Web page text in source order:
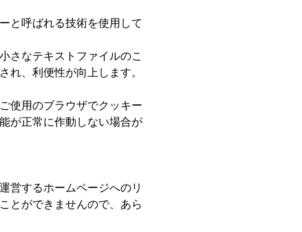
と呼ばれる技術を使用して
さなテキストファイルのこ
れ、利便性が向上します。
使用のブラウザでクッキー
が正常に作動しない場合が
営するホームページへのリ
とができませんので、あら